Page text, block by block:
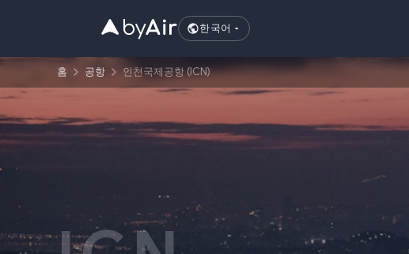
한국어
홈 공항 인천국제공항 (ICN)